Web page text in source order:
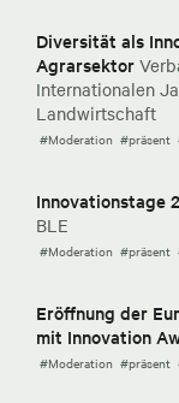
Diversität als
Agrarsektor
Internationalen
Landwirtschaft
#Moderation #präsent
Innovationstage
BLE
#Moderation #präsent
Eröffnung der
mit Innovation
#Moderation #präsent